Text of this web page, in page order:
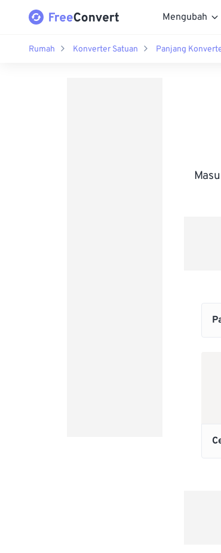
Mengubah
Rumah Konverter Satuan Panjang